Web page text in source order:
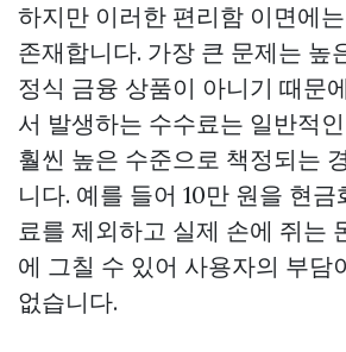
하지만 이러한 편리함 이면에
존재합니다. 가장 큰 문제는 높
정식 금융 상품이 아니기 때문
서 발생하는 수수료는 일반적
훨씬 높은 수준으로 책정되는
니다. 예를 들어 10만 원을 현
료를 제외하고 실제 손에 쥐는
에 그칠 수 있어 사용자의 부담
없습니다.